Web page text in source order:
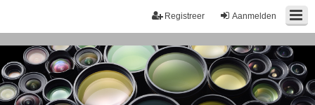
Aanmelden
Registreer